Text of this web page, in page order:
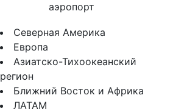
аэропорт
Северная Америка
Европа
Азиатско-Тихоокеанский
регион
Ближний Восток и Африка
ЛАТАМ